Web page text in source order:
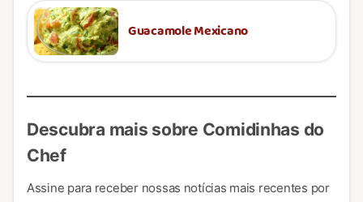
Guacamole Mexicano
Descubra mais sobre Comidinhas do
Chef
Assine para receber nossas notícias mais recentes por